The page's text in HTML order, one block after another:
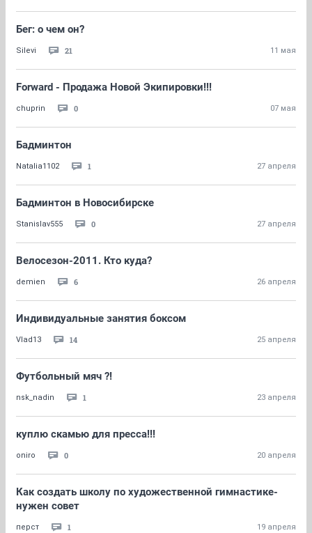
Бег: о чем он?
Silevi 21 11 мая
Forward - Продажа Новой Экипировки!!!
chuprin 0 07 мая
Бадминтон
Natalia1102 1 27 апреля
Бадминтон в Новосибирске
Stanislav555 0 27 апреля
Велосезон-2011. Кто куда?
demien 6 26 апреля
Индивидуальные занятия боксом
Vlad13 14 25 апреля
Футбольный мяч ?!
nsk_nadin 1 23 апреля
куплю скамью для пресса!!!
oniro 0 20 апреля
Как создать школу по художественной гимнастике-
нужен совет
перст 1 19 апреля